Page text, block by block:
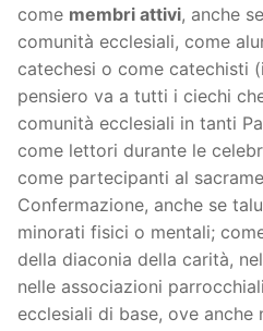
come membri attivi, anche
comunità ecclesiali, come
catechesi o come catechisti
pensiero va a tutti i ciechi
comunità ecclesiali in tanti
come lettori durante le
come partecipanti al
Confermazione, anche se
minorati fisici o mentali;
della diaconia della carità,
nelle associazioni
ecclesiali di base, ove anche